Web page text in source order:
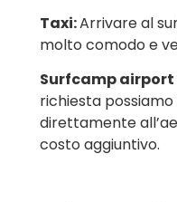
Taxi:Arrivare al
molto comodo e
Surfcamp
richiesta
direttamente
costo aggiuntivo.